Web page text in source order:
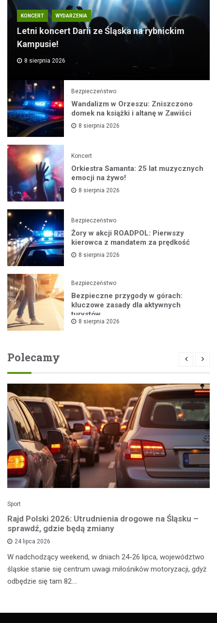
KONCERT WYDARZENIA
Letni koncert Darii ze Śląska na rybnickim
Kampusie!
8 sierpnia 2026
Bezpieczeństwo
Wandalizm w Orzeszu: Zniszczono
domek na książki i altanę w Zawiści
8 sierpnia 2026
Koncert
Orkiestra Samanta: 25 lat muzycznych
emocji na żywo!
8 sierpnia 2026
Bezpieczeństwo
Żory w akcji ROADPOL: Pierwszy
kierowca z mandatem za prędkość
8 sierpnia 2026
Bezpieczeństwo
Bezpieczne przygody w górach:
kluczowe zasady dla aktywnych
turystów
8 sierpnia 2026
Polecamy
Sport
Rajd Polski 2026: Utrudnienia drogowe na Śląsku –
sprawdź, gdzie będą zmiany
24 lipca 2026
W nadchodzący weekend, w dniach 24-26 lipca, województwo
śląskie stanie się centrum uwagi miłośników motoryzacji, gdyż
odbędzie się tam 82.…